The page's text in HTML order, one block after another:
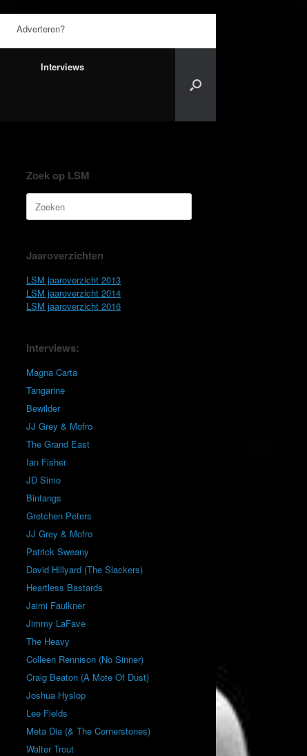
Adverteren?
Interviews
Zoek op LSM
Zoeken
naar:
Jaaroverzichten
LSM jaaroverzicht 2013
LSM jaaroverzicht 2014
LSM jaaroverzicht 2016
Interviews:
Magna Carta
Tangarine
Bewilder
JJ Grey & Mofro
The Grand East
Ian Fisher
JD Simo
Bintangs
Gretchen Peters
JJ Grey & Mofro
Patrick Sweany
David Hillyard (The Slackers)
Heartless Bastards
Jaimi Faulkner
Jimmy LaFave
The Heavy
Colleen Rennison (No Sinner)
Craig Beaton (A Mote Of Dust)
Joshua Hyslop
Lee Fields
Meta Dia (& The Cornerstones)
Walter Trout